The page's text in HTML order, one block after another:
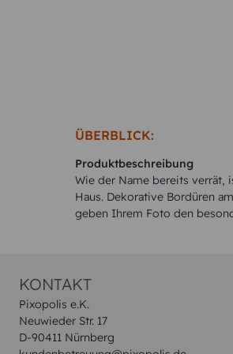
ÜBERBLICK:
Produktbeschreibung
Wie der Name bereits verrät,
Haus. Dekorative Bordüren
geben Ihrem Foto den
KONTAKT
Pixopolis e.K.
Neuwieder Str. 17
D-90411 Nürnberg